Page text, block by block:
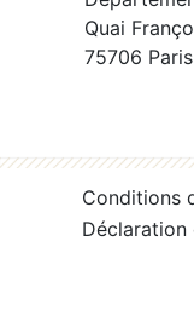
Quai
75706
Conditions